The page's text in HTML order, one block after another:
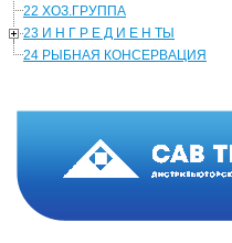
22 ХОЗ.ГРУППА
23 И Н Г Р Е Д И Е Н ТЫ
24 РЫБНАЯ КОНСЕРВАЦИЯ